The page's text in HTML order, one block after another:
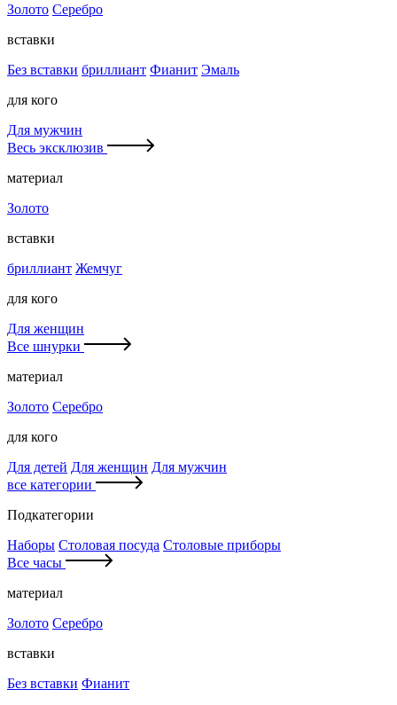
Золото Серебро
вставки
Без вставки бриллиант Фианит Эмаль
для кого
Для мужчин
Весь эксклюзив
материал
Золото
вставки
бриллиант Жемчуг
для кого
Для женщин
Все шнурки
материал
Золото Серебро
для кого
Для детей Для женщин Для мужчин
все категории
Подкатегории
Наборы Столовая посуда Столовые приборы
Все часы
материал
Золото Серебро
вставки
Без вставки Фианит